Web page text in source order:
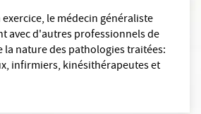
le médecin généraliste
avec d'autres professionnels de
nature des pathologies traitées:
infirmiers, kinésithérapeutes et